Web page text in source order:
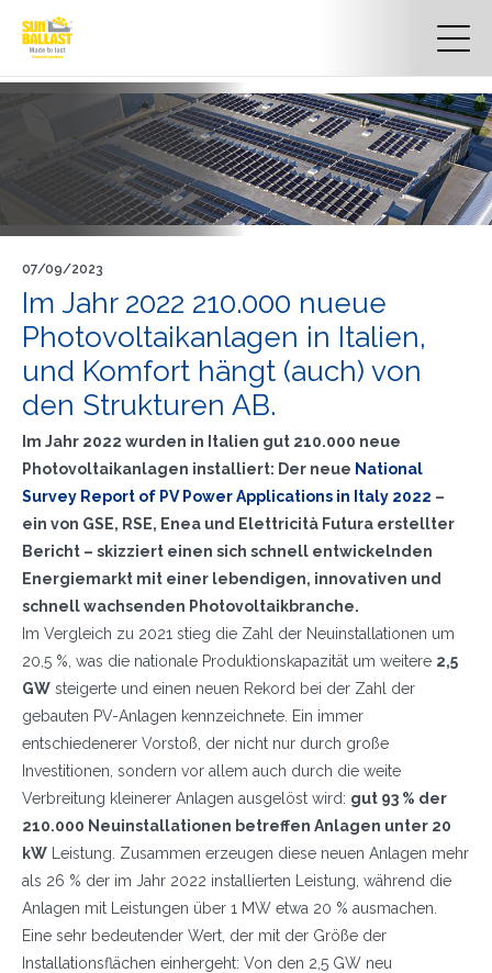
07/09/2023
Im Jahr 2022 210.000 nueue
Photovoltaikanlagen in Italien,
und Komfort hängt (auch) von
den Strukturen AB.
Im Jahr 2022 wurden in Italien gut 210.000 neue
Photovoltaikanlagen installiert: Der neue National
Survey Report of PV Power Applications in Italy 2022 –
ein von GSE, RSE, Enea und Elettricità Futura erstellter
Bericht – skizziert einen sich schnell entwickelnden
Energiemarkt mit einer lebendigen, innovativen und
schnell wachsenden Photovoltaikbranche.
Im Vergleich zu 2021 stieg die Zahl der Neuinstallationen um
20,5 %, was die nationale Produktionskapazität um weitere 2,5
GW steigerte und einen neuen Rekord bei der Zahl der
gebauten PV-Anlagen kennzeichnete. Ein immer
entschiedenerer Vorstoß, der nicht nur durch große
Investitionen, sondern vor allem auch durch die weite
Verbreitung kleinerer Anlagen ausgelöst wird: gut 93 % der
210.000 Neuinstallationen betreffen Anlagen unter 20
kW Leistung. Zusammen erzeugen diese neuen Anlagen mehr
als 26 % der im Jahr 2022 installierten Leistung, während die
Anlagen mit Leistungen über 1 MW etwa 20 % ausmachen.
Eine sehr bedeutender Wert, der mit der Größe der
Installationsflächen einhergeht: Von den 2,5 GW neu